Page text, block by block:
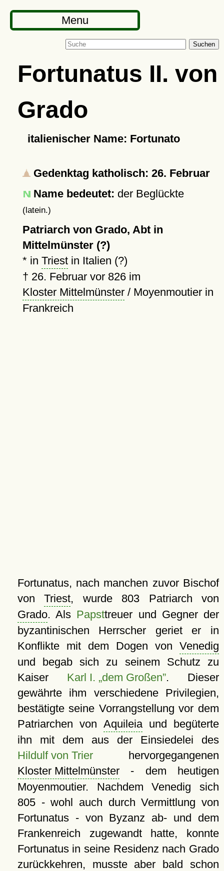
Menu
Suchen
Fortunatus II. von
Grado
italienischer Name: Fortunato
Gedenktag katholisch: 26. Februar
Name bedeutet: der Beglückte
(latein.)
Patriarch von Grado, Abt in
Mittelmünster (?)
* in Triestin Italien (?)
† 26. Februar vor 826im
Kloster Mittelmünster/ Moyenmoutier in
Frankreich
Fortunatus, nach manchen zuvor Bischof
vonTriest, wurde 803 Patriarch von
Grado. Als Papsttreuer und Gegner der
byzantinischen Herrscher geriet er in
Konflikte mit dem Dogen von Venedig
und begab sich zu seinem Schutz zu
Kaiser Karl I. „dem Großen”. Dieser
gewährte ihm verschiedene Privilegien,
bestätigte seine Vorrangstellung vor dem
Patriarchen von Aquileiaund begüterte
ihn mit dem aus der Einsiedelei des
Hildulf von Trierhervorgegangenen
Kloster Mittelmünster- dem heutigen
Moyenmoutier. Nachdem Venedig sich
805 - wohl auch durch Vermittlung von
Fortunatus - von Byzanz ab- und dem
Frankenreich zugewandt hatte, konnte
Fortunatus in seine Residenz nach Grado
zurückkehren, musste aber bald schon